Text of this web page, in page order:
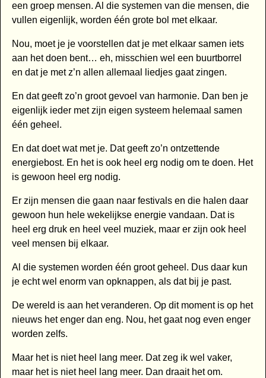
een groep mensen. Al die systemen van die mensen, die
vullen eigenlijk, worden één grote bol met elkaar.
Nou, moet je je voorstellen dat je met elkaar samen iets
aan het doen bent… eh, misschien wel een buurtborrel
en dat je met z’n allen allemaal liedjes gaat zingen.
En dat geeft zo’n groot gevoel van harmonie. Dan ben je
eigenlijk ieder met zijn eigen systeem helemaal samen
één geheel.
En dat doet wat met je. Dat geeft zo’n ontzettende
energiebost. En het is ook heel erg nodig om te doen. Het
is gewoon heel erg nodig.
Er zijn mensen die gaan naar festivals en die halen daar
gewoon hun hele wekelijkse energie vandaan. Dat is
heel erg druk en heel veel muziek, maar er zijn ook heel
veel mensen bij elkaar.
Al die systemen worden één groot geheel. Dus daar kun
je echt wel enorm van opknappen, als dat bij je past.
De wereld is aan het veranderen. Op dit moment is op het
nieuws het enger dan eng. Nou, het gaat nog even enger
worden zelfs.
Maar het is niet heel lang meer. Dat zeg ik wel vaker,
maar het is niet heel lang meer. Dan draait het om.